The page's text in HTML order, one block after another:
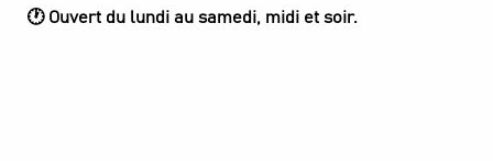
Restaurant - O' Grand Breton
🕐 Ouvert du lundi au samedi, midi et soir.